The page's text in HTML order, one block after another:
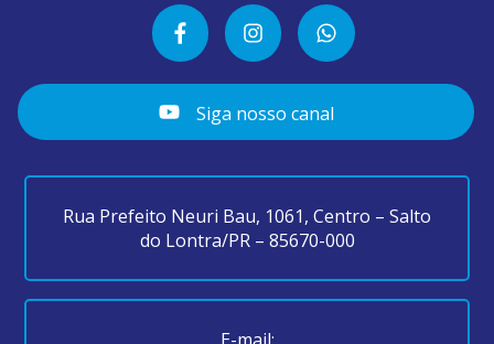
Siga nosso canal
Rua Prefeito Neuri Bau, 1061, Centro – Salto
do Lontra/PR – 85670-000